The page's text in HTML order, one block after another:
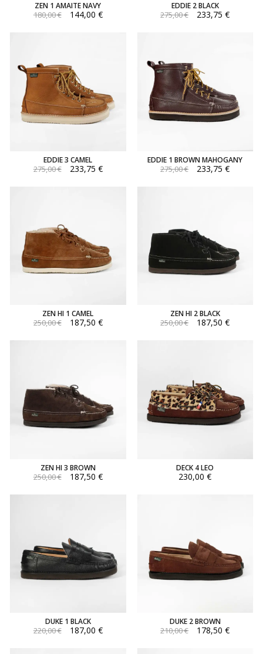
ZEN 1 AMAITE NAVY
180,00 € 144,00 €
EDDIE 2 BLACK
275,00 € 233,75 €
EDDIE 3 CAMEL
275,00 € 233,75 €
EDDIE 1 BROWN MAHOGANY
275,00 € 233,75 €
ZEN HI 1 CAMEL
250,00 € 187,50 €
ZEN HI 2 BLACK
250,00 € 187,50 €
ZEN HI 3 BROWN
250,00 € 187,50 €
DECK 4 LEO
230,00 €
DUKE 1 BLACK
220,00 € 187,00 €
DUKE 2 BROWN
210,00 € 178,50 €